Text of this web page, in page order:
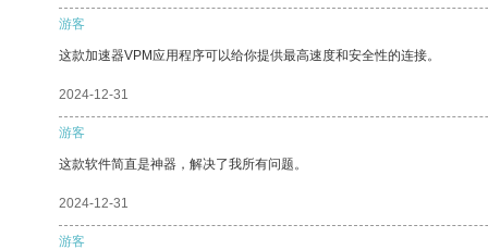
游客
这款加速器VPM应用程序可以给你提供最高速度和安全性的连接。
2024-12-31
游客
这款软件简直是神器，解决了我所有问题。
2024-12-31
游客